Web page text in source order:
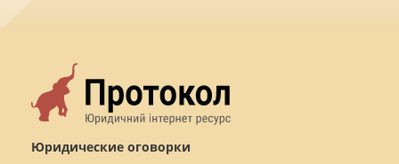
Юридические оговорки